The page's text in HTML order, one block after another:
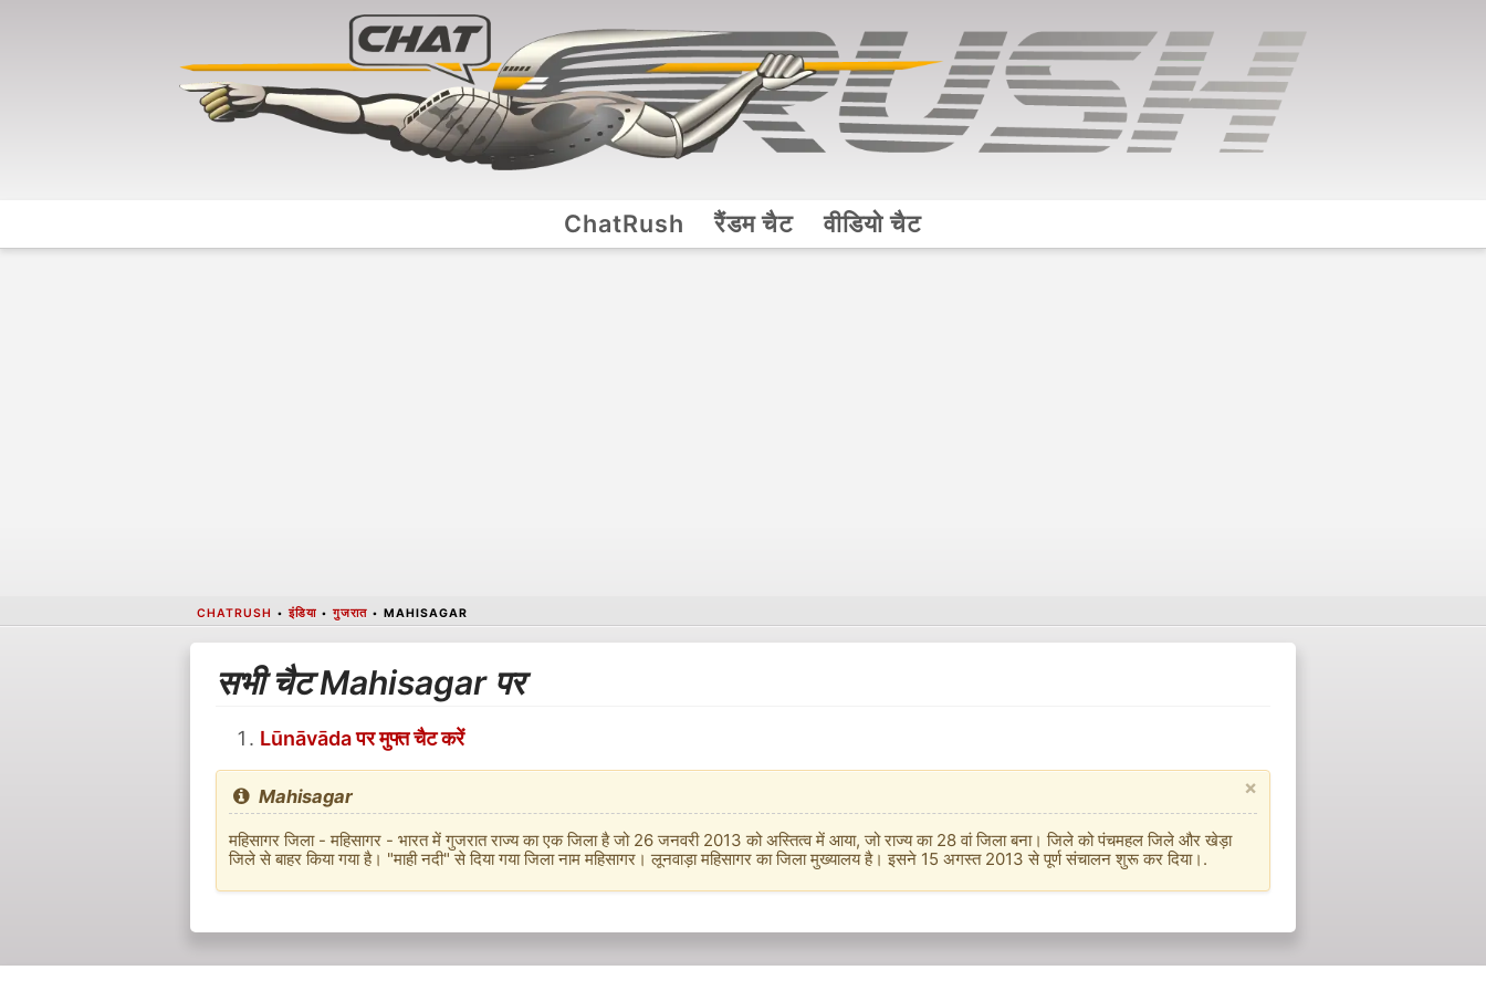
ChatRush रैंडम चैट वीडियो चैट
CHATRUSH •इंडिया•गुजरात• MAHISAGAR
सभी चैट Mahisagar पर
Lūnāvāda पर मुफ्त चैट करें
×
Mahisagar
महिसागर जिला - महिसागर - भारत में गुजरात राज्य का एक जिला है जो 26 जनवरी 2013 को अस्तित्व में आया, जो राज्य का 28 वां जिला बना। जिले को पंचमहल जिले और खेड़ा
जिले से बाहर किया गया है। "माही नदी" से दिया गया जिला नाम महिसागर। लूनवाड़ा महिसागर का जिला मुख्यालय है। इसने 15 अगस्त 2013 से पूर्ण संचालन शुरू कर दिया।.